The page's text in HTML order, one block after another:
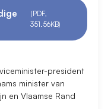
(PDF,
351.56KB)
president
minister van
en Vlaamse Rand